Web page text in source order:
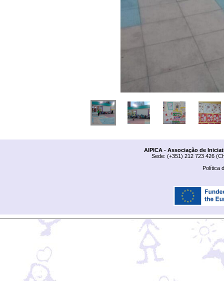
AIPICA - Associação de
Sede: (+351) 212 723 426
Política